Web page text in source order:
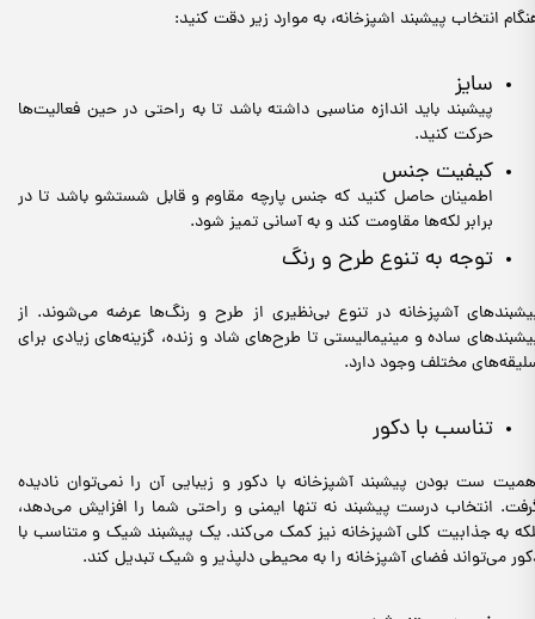
انتخاب پیشبند اشپزخانه، به موارد زیر دقت کنید:
سایز
پیشبند باید اندازه مناسبی داشته باشد تا به راحتی در حین فعالیت‌ها
حرکت کنید.
کیفیت جنس
اطمینان حاصل کنید که جنس پارچه مقاوم و قابل شستشو باشد تا در
برابر لکه‌ها مقاومت کند و به آسانی تمیز شود.
توجه به تنوع طرح و رنگ
آشپزخانه در تنوع بی‌نظیری از طرح و رنگ‌ها عرضه می‌شوند. از
ساده و مینیمالیستی تا طرح‌های شاد و زنده، گزینه‌های زیادی برای
مختلف وجود دارد.
تناسب با دکور
ست بودن پیشبند آشپزخانه با دکور و زیبایی آن را نمی‌توان نادیده
انتخاب درست پیشبند نه تنها ایمنی و راحتی شما را افزایش می‌دهد،
به جذابیت کلی آشپزخانه نیز کمک می‌کند. یک پیشبند شیک و متناسب با
می‌تواند فضای آشپزخانه را به محیطی دلپذیر و شیک تبدیل کند.